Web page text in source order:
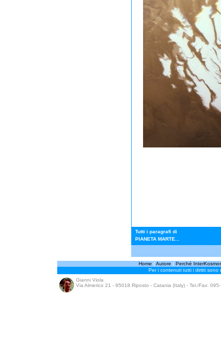
Tutti i paragrafi di
PIANETA MARTE...
Home | Autore | Perché
Per i contenuti tutti i diritti sono
Gianni Viola
Via Almerico 21 - 95018 Riposto - Catania (Italy) - Tel./Fax: